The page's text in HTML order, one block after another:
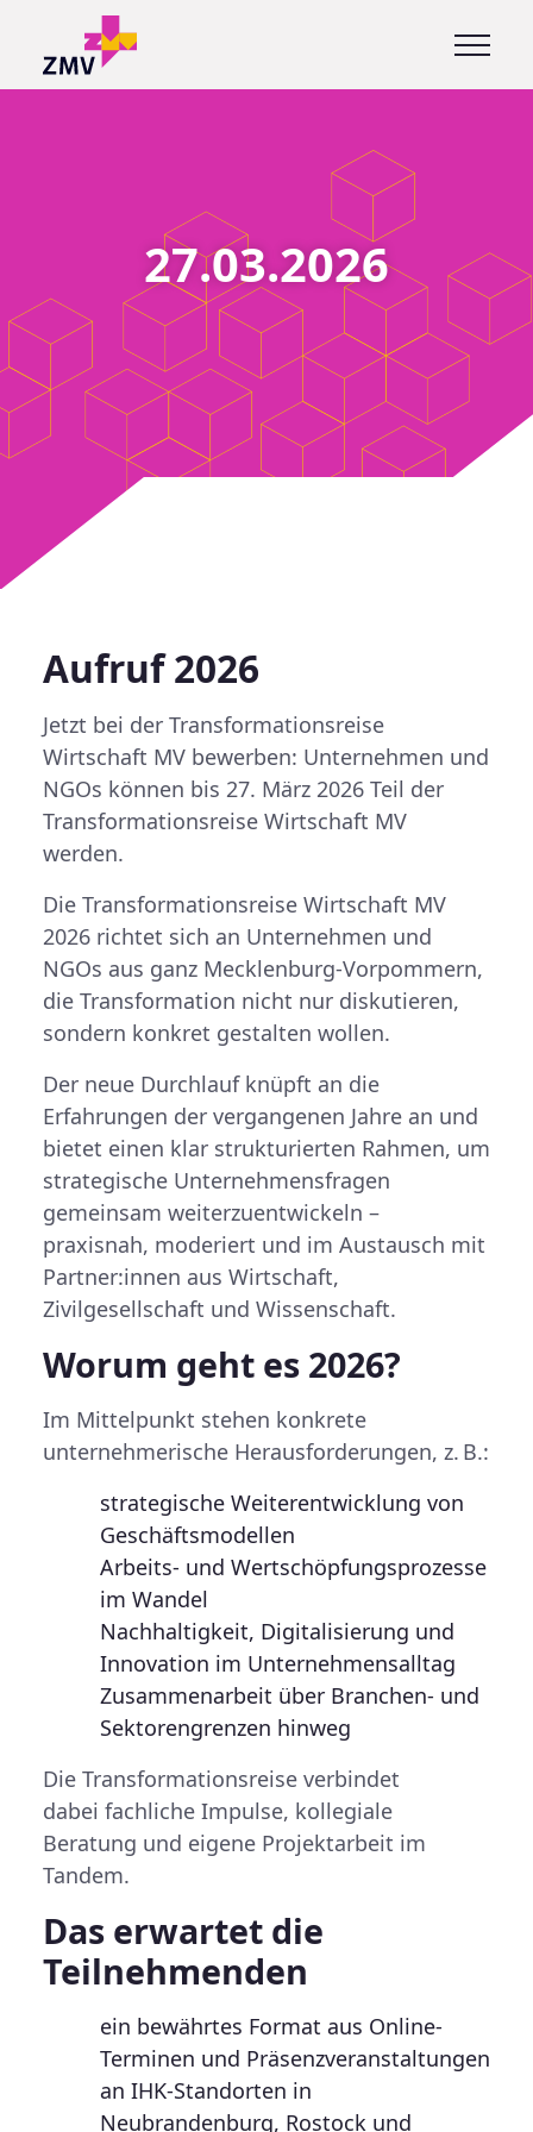
27.03.2026
Aufruf 2026
Jetzt bei der Transformationsreise
Wirtschaft MV bewerben: Unternehmen und
NGOs können bis 27. März 2026 Teil der
Transformationsreise Wirtschaft MV
werden.
Die Transformationsreise Wirtschaft MV
2026 richtet sich an Unternehmen und
NGOs aus ganz Mecklenburg-Vorpommern,
die Transformation nicht nur diskutieren,
sondern konkret gestalten wollen.
Der neue Durchlauf knüpft an die
Erfahrungen der vergangenen Jahre an und
bietet einen klar strukturierten Rahmen, um
strategische Unternehmensfragen
gemeinsam weiterzuentwickeln –
praxisnah, moderiert und im Austausch mit
Partner:innen aus Wirtschaft,
Zivilgesellschaft und Wissenschaft.
Worum geht es 2026?
Im Mittelpunkt stehen konkrete
unternehmerische Herausforderungen, z. B.:
strategische Weiterentwicklung von
Geschäftsmodellen
Arbeits- und Wertschöpfungsprozesse
im Wandel
Nachhaltigkeit, Digitalisierung und
Innovation im Unternehmensalltag
Zusammenarbeit über Branchen- und
Sektorengrenzen hinweg
Die Transformationsreise verbindet
dabei fachliche Impulse, kollegiale
Beratung und eigene Projektarbeit im
Tandem.
Das erwartet die
Teilnehmenden
ein bewährtes Format aus Online-
Terminen und Präsenzveranstaltungen
an IHK-Standorten in
Neubrandenburg, Rostock und